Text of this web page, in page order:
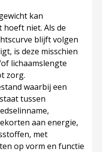
kan
hoeft niet. Als de
blijft volgen
is deze misschien
lichaamslengte
zorg.
waarbij een
tussen
aan energie,
met
op vorm en functie